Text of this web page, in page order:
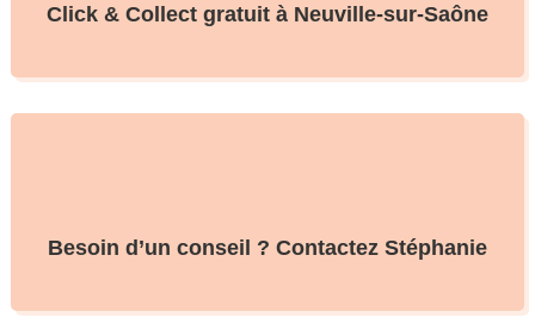
Click & Collect gratuit à Neuville-sur-Saône
Besoin d’un conseil ? Contactez Stéphanie